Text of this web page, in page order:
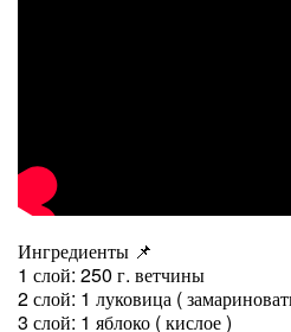
Ингредиенты 📌
1 слой: 250 г. ветчины
2 слой: 1 луковица (
3 слой: 1 яблоко ( кислое )